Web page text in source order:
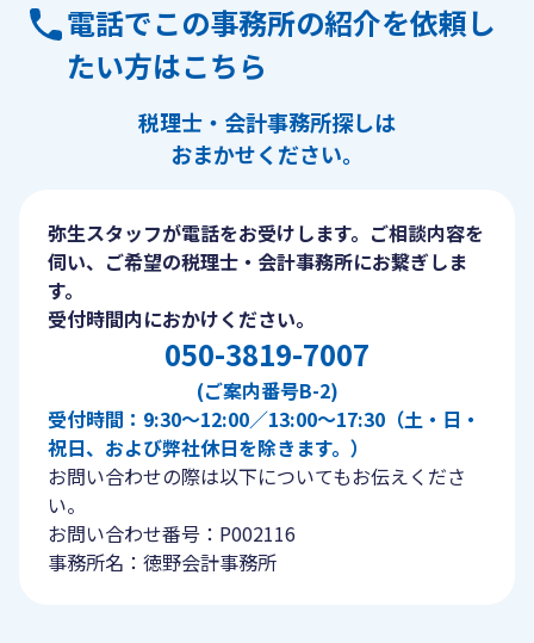
電話でこの事務所の紹介を依頼し
たい方はこちら
税理士・会計事務所探しは
おまかせください。
弥生スタッフが電話をお受けします。ご相談内容を
伺い、ご希望の税理士・会計事務所にお繋ぎしま
す。
受付時間内におかけください。
050-3819-7007
(ご案内番号B-2)
受付時間：9:30〜12:00／13:00〜17:30（土・日・
祝日、および弊社休日を除きます。）
お問い合わせの際は以下についてもお伝えくださ
い。
お問い合わせ番号：P002116
事務所名：徳野会計事務所